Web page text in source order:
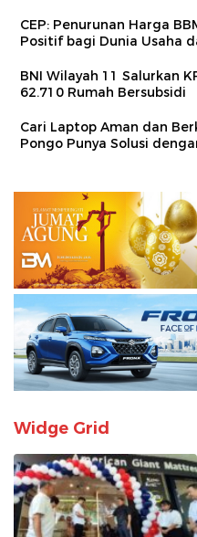
CEP: Penurunan Harga
Positif bagi Dunia Usaha
BNI Wilayah 11 Salurkan
62.710 Rumah Bersubsidi
Cari Laptop Aman dan
Pongo Punya Solusi
Widge Grid